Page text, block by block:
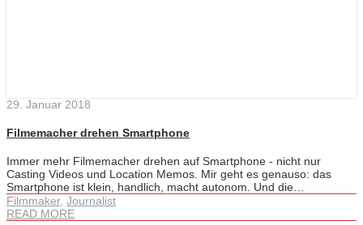
29. Januar 2018
Filmemacher drehen Smartphone
Immer mehr Filmemacher drehen auf Smartphone - nicht nur
Casting Videos und Location Memos. Mir geht es genauso: das
Smartphone ist klein, handlich, macht autonom. Und die…
Filmmaker, Journalist
READ MORE